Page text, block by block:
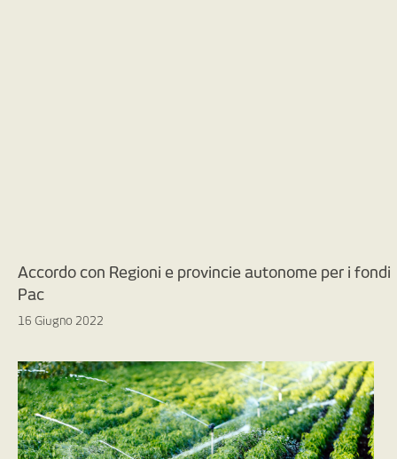
Accordo con Regioni e provincie autonome per i fondi
Pac
16 Giugno 2022